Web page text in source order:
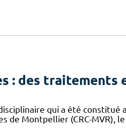
: des traitements
qui a été constitué
de Montpellier (CRC-MVR),